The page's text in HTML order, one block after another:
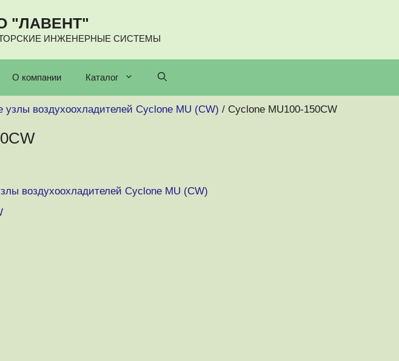
"ЛАВЕНТ"
ИНЖЕНЕРНЫЕ СИСТЕМЫ
О компании Каталог
узлы воздухоохладителей Cyclone MU (CW) / Cyclone MU100-150CW
воздухоохладителей Cyclone MU (CW)